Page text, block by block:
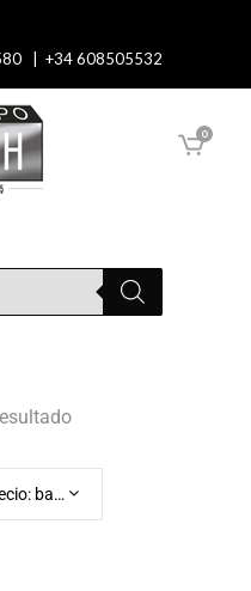
| +34 608505532
0
Ordenar por precio: bajo a alto